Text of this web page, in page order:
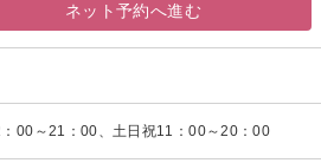
ネット予約へ進む
00～21：00、土日祝11：00～20：00